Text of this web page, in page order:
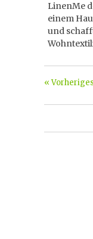
LinenMe
einem
und
«